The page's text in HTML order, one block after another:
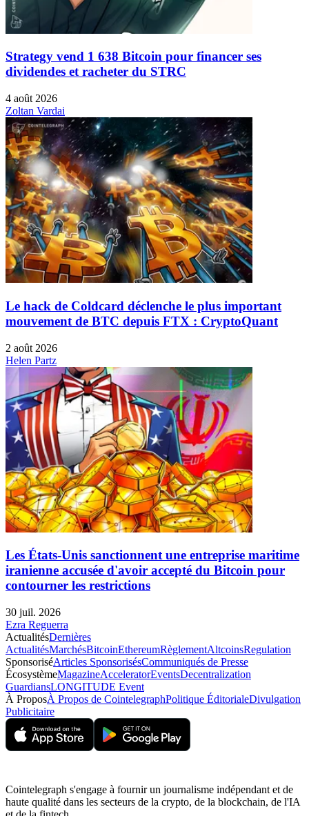
Strategy vend 1 638 Bitcoin pour financer ses
dividendes et racheter du STRC
4 août 2026
Zoltan Vardai
Le hack de Coldcard déclenche le plus important
mouvement de BTC depuis FTX : CryptoQuant
2 août 2026
Helen Partz
Les États-Unis sanctionnent une entreprise maritime
iranienne accusée d'avoir accepté du Bitcoin pour
contourner les restrictions
30 juil. 2026
Ezra Reguerra
ActualitésDernières
ActualitésMarchésBitcoinEthereumRèglementAltcoinsRegulation
SponsoriséArticles SponsorisésCommuniqués de Presse
ÉcosystèmeMagazineAcceleratorEventsDecentralization
GuardiansLONGITUDE Event
À ProposÀ Propos de CointelegraphPolitique ÉditorialeDivulgation
Publicitaire
Cointelegraph s'engage à fournir un journalisme indépendant et de
haute qualité dans les secteurs de la crypto, de la blockchain, de l'IA